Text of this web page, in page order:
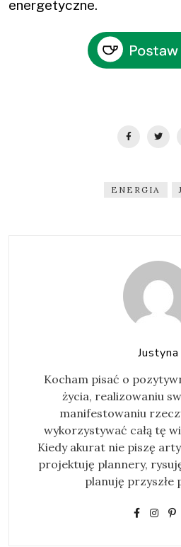
energetyczne.
ENERGIA
Justyna
Kocham pisać o
życia, realizowaniu
manifestowaniu
wykorzystywać całą tę
Kiedy akurat nie piszę
projektuję plannery,
planuję przyszłe